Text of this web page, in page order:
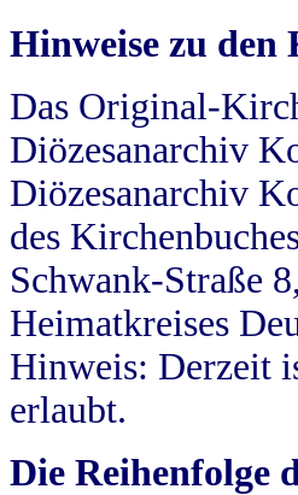
Hinweise zu
Das Original-
Diözesanarchiv
Diözesanarchiv
des
Schwank-Straße
Heimatkreises
Hinweis: Derzeit
erlaubt.
Die Reihenfolge